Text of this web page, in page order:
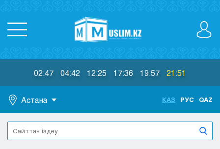
02:47 04:42 12:25 17:36 19:57 21:51
Астана
Астана
Алматы
ҚАЗ РУС QAZ